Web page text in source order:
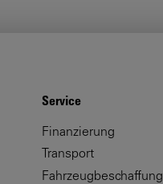
Service
Finanzierung
Transport
Fahrzeugbeschaffung